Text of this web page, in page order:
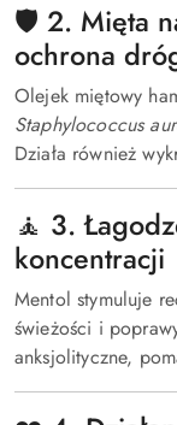
🛡️ 2. Mięta
ochrona
Olejek miętowy
Staphylococcus
Działa również
🧘 3.
koncentracji
Mentol stymuluje
świeżości i
anksjolityczne,